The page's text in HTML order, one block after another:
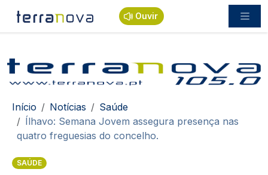
Passar para o conteúdo principal
Ouvir
Navegação estrutural
Início Notícias
Saúde
Ílhavo: Semana Jovem assegura presença nas
quatro freguesias do concelho.
SAÚDE